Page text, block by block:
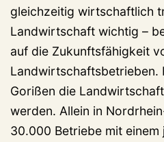
gleichzeitig wirtschaftlich
Landwirtschaft wichtig –
auf die Zukunftsfähigkeit
Landwirtschaftsbetrieben.
Gorißen die
werden. Allein in
30.000 Betriebe mit einem